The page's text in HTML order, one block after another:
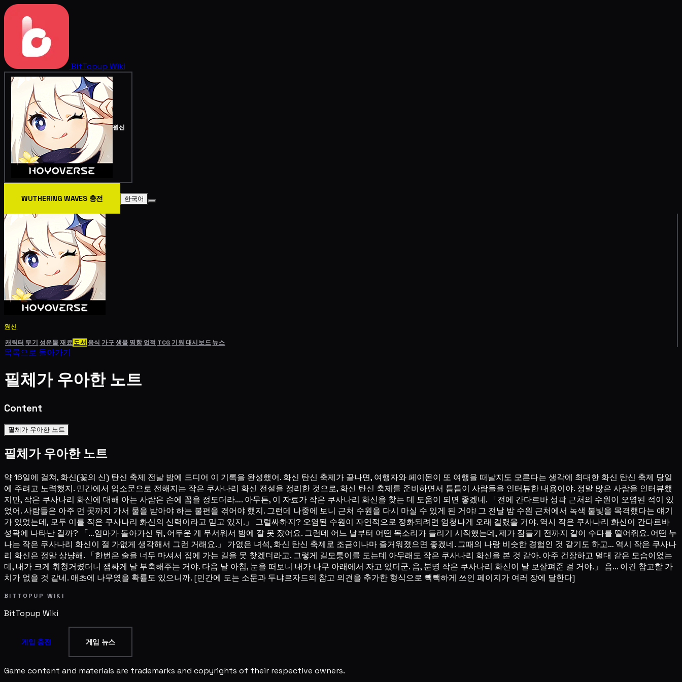
BitTopup Wiki
원신
WUTHERING WAVES 충전 한국어
원신
캐릭터 무기 성유물재료도서 음식 가구생물 명함 업적 TCG기원 대시보드뉴스
목록으로 돌아가기
필체가 우아한 노트
Content
필체가 우아한 노트
필체가 우아한 노트
약 16일에 걸쳐, 화신(꽃의 신) 탄신 축제 전날 밤에 드디어 이 기록을 완성했어. 화신 탄신 축제가 끝나면, 여행자와 페이몬이 또 여행을 떠날지도 모른다는 생각에 최대한 화신 탄신 축제 당일
에 주려고 노력했지. 민간에서 입소문으로 전해지는 작은 쿠사나리 화신 전설을 정리한 것으로, 화신 탄신 축제를 준비하면서 틈틈이 사람들을 인터뷰한 내용이야. 정말 많은 사람을 인터뷰했
지만, 작은 쿠사나리 화신에 대해 아는 사람은 손에 꼽을 정도더라…. 아무튼, 이 자료가 작은 쿠사나리 화신을 찾는 데 도움이 되면 좋겠네. 「전에 간다르바 성곽 근처의 수원이 오염된 적이 있
었어. 사람들은 아주 먼 곳까지 가서 물을 받아야 하는 불편을 겪어야 했지. 그런데 나중에 보니 근처 수원을 다시 마실 수 있게 된 거야! 그 전날 밤 수원 근처에서 녹색 불빛을 목격했다는 얘기
가 있었는데, 모두 이를 작은 쿠사나리 화신의 신력이라고 믿고 있지.」 그럴싸하지? 오염된 수원이 자연적으로 정화되려면 엄청나게 오래 걸렸을 거야. 역시 작은 쿠사나리 화신이 간다르바
성곽에 나타난 걸까? 「…엄마가 돌아가신 뒤, 어두운 게 무서워서 밤에 잘 못 잤어요. 그런데 어느 날부터 어떤 목소리가 들리기 시작했는데, 제가 잠들기 전까지 같이 수다를 떨어줘요. 어떤 누
나는 작은 쿠사나리 화신이 절 가엾게 생각해서 그런 거래요.」 가엾은 녀석, 화신 탄신 축제로 조금이나마 즐거워졌으면 좋겠네. 그때의 나랑 비슷한 경험인 것 같기도 하고… 역시 작은 쿠사나
리 화신은 정말 상냥해. 「한번은 술을 너무 마셔서 집에 가는 길을 못 찾겠더라고. 그렇게 길모퉁이를 도는데 아무래도 작은 쿠사나리 화신을 본 것 같아. 아주 건장하고 멀대 같은 모습이었는
데, 내가 크게 휘청거렸더니 잽싸게 날 부축해주는 거야. 다음 날 아침, 눈을 떠보니 내가 나무 아래에서 자고 있더군. 음, 분명 작은 쿠사나리 화신이 날 보살펴준 걸 거야.」 음… 이건 참고할 가
치가 없을 것 같네. 애초에 나무였을 확률도 있으니까. [민간에 도는 소문과 두냐르자드의 참고 의견을 추가한 형식으로 빽빽하게 쓰인 페이지가 여러 장에 달한다]
BITTOPUP WIKI
BitTopup Wiki
게임 충전 게임 뉴스
Game content and materials are trademarks and copyrights of their respective owners.